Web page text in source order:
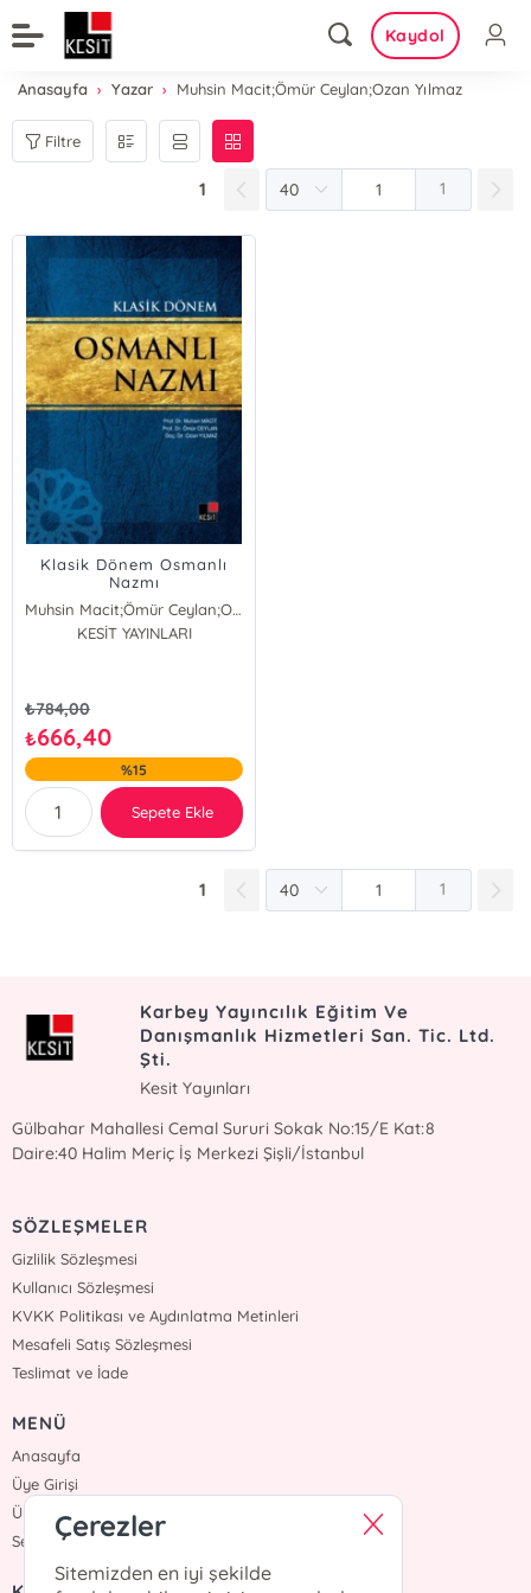
Kaydol
Anasayfa Yazar Muhsin Macit;Ömür Ceylan;Ozan Yılmaz
Filtre
1 1
Klasik Dönem Osmanlı
Nazmı
Muhsin Macit;Ömür Ceylan;Ozan Yılmaz
Muhsin Macit
KESİT YAYINLARI
₺784,00
₺666,40
%15
Sepete Ekle
1 1
Karbey Yayıncılık Eğitim Ve
Danışmanlık Hizmetleri San. Tic. Ltd.
Şti.
Kesit Yayınları
Gülbahar Mahallesi Cemal Sururi Sokak No:15/E Kat:8
Daire:40 Halim Meriç İş Merkezi Şişli/İstanbul
SÖZLEŞMELER
Gizlilik Sözleşmesi
Kullanıcı Sözleşmesi
KVKK Politikası ve Aydınlatma Metinleri
Mesafeli Satış Sözleşmesi
Teslimat ve İade
MENÜ
Anasayfa
Üye Girişi
Üye Ol
SepetimÇerezler
Sitemizden en iyi şekilde